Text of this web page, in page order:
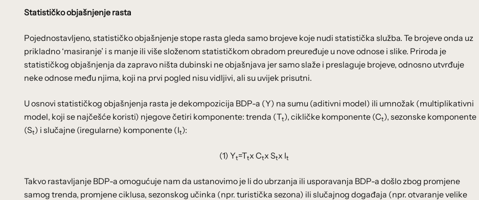
Statističko objašnjenje rasta
Pojednostavljeno, statističko objašnjenje stope rasta gleda samo brojeve koje nudi statistička služba. Te brojeve onda uz
prikladno ‘masiranje’ i s manje ili više složenom statističkom obradom preuređuje u nove odnose i slike. Priroda je
statističkog objašnjenja da zapravo ništa dubinski ne objašnjava jer samo slaže i preslaguje brojeve, odnosno utvrđuje
neke odnose među njima, koji na prvi pogled nisu vidljivi, ali su uvijek prisutni.
U osnovi statističkog objašnjenja rasta je dekompozicija BDP-a (Y) na sumu (aditivni model) ili umnožak (multiplikativni
model, koji se najčešće koristi) njegove četiri komponente: trenda (Tt), cikličke komponente (Ct), sezonske komponente
(St) i slučajne (iregularne) komponente (It):
(1) Yt=Ttx Ctx Stx It
Takvo rastavljanje BDP-a omogućuje nam da ustanovimo je li do ubrzanja ili usporavanja BDP-a došlo zbog promjene
samog trenda, promjene ciklusa, sezonskog učinka (npr. turistička sezona) ili slučajnog događaja (npr. otvaranje velike